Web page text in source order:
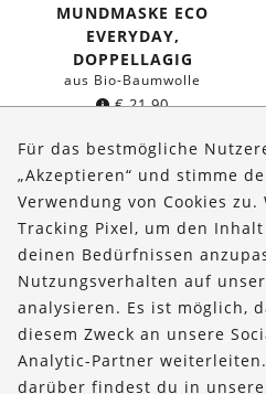
MUNDMASKE ECO
EVERYDAY,
DOPPELLAGIG
aus Bio-Baumwolle
€21,90
Über uns
Bestellungen
Kontakt & Hilfe
FOLLOW US
Für das bestmögliche
„Akzeptieren“ und stimme
Verwendung von Cookies
Tracking Pixel, um den
deinen Bedürfnissen
Nutzungsverhalten auf
analysieren. Es ist möglich,
diesem Zweck an unsere
Analytic-Partner
darüber findest du in